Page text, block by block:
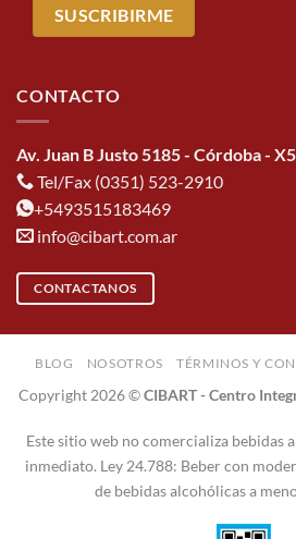
CONTACTO
Av. Juan B Justo 5185 - Córdoba -
Tel/Fax (0351) 523-2910
+5493515183469
info@cibart.com.ar
CONTACTANOS
BLOG NOSOTROS TÉRMINOS Y
Copyright 2026 ©CIBART - Centro
Este sitio web no comercializa bebidas
inmediato. Ley 24.788: Beber con
de bebidas alcohólicas a